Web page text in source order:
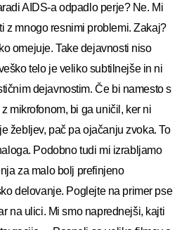
AIDS-a odpadlo perje? Ne. Mi
z mnogo resnimi problemi. Zakaj?
omejuje. Take dejavnosti niso
telo je veliko subtilnejše in ni
dejavnostim. Če bi namesto s
mikrofonom, bi ga uničil, ker ni
žebljev, pač pa ojačanju zvoka. To
Podobno tudi mi izrabljamo
za malo bolj prefinjeno
delovanje. Poglejte na primer pse
na ulici. Mi smo naprednejši, kajti